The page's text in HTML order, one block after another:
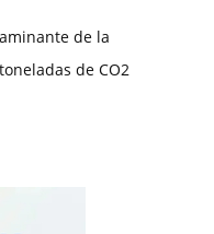
de la
de CO2